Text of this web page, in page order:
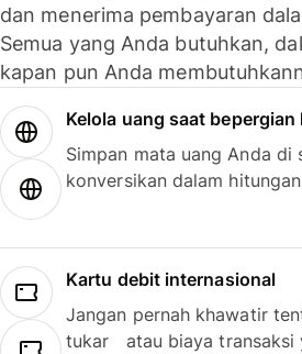
dan menerima pembayaran
Semua yang Anda butuhkan,
kapan pun Anda
Kelola uang saat bepergian
Simpan mata uang Anda di
konversikan dalam
Kartu debit internasional
Jangan pernah khawatir
tukar atau biaya transaksi